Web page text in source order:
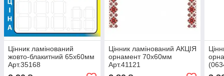
Цінник ламінований
жовто-блакитний 65х60мм
Арт.35168
Цінник ламінований АКЦІЯ
орнамент 70х60мм
Арт.41121